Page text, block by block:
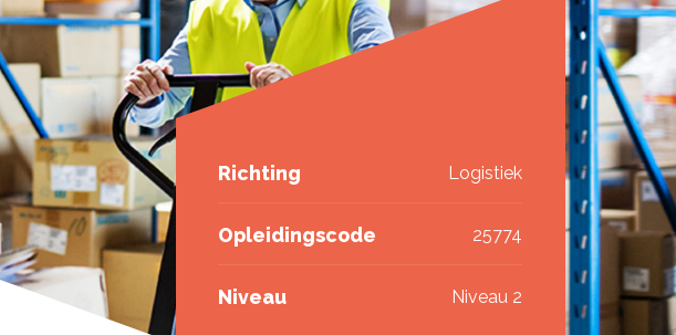
Richting Logistiek
Opleidingscode 25774
Niveau Niveau 2